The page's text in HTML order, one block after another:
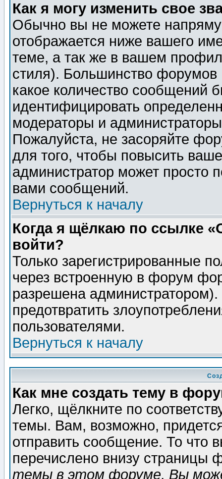
Как я могу изменить свое
Обычно вы не можете
отображается ниже вашего
теме, а так же в вашем
стиля). Большинство форумов
какое количество сообщений
идентифицировать
модераторы и
Пожалуйста, не засоряйте
для того, чтобы повысить
администратор может просто
вами сообщений.
Вернуться к началу
Когда я щёлкаю по ссылке
войти?
Только зарегистрированные
через встроенную в форум
разрешена
предотвратить
пользователями.
Вернуться к началу
Как мне создать тему в
Легко, щёлкните по
темы. Вам, возможно,
отправить сообщение. То что
перечислено внизу страницы
темы в этом форуме, Вы